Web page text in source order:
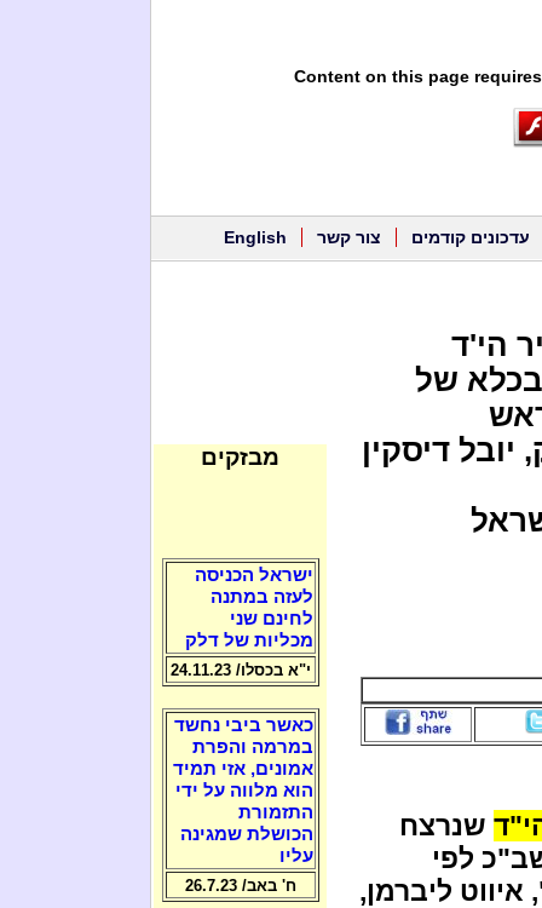
Content on this page
עדכונים קודמים צור קשר English
הי'ד
בכלא של
דיסקין
שנרצח
לפי
ליברמן,
מבזקים
ישראל הכניסה
לעזה במתנה
לחינם שני
מכליות של דלק
י"א בכסלו/ 24.11.23
כאשר ביבי נחשד
במרמה והפרת
אמונים, אזי תמיד
הוא מלווה על ידי
התזמורת
הכושלת שמגינה
עליו
ח' באב/ 26.7.23